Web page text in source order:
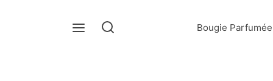
Bougie Parfumée